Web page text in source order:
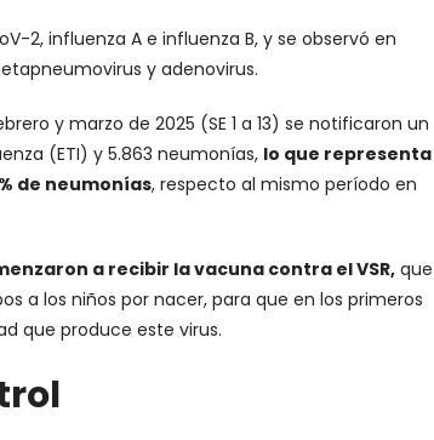
2, influenza A e influenza B, y se observó en
y adenovirus.
y marzo de 2025 (SE 1 a 13) se notificaron un
(ETI) y 5.863 neumonías, lo que representa
de neumonías, respecto al mismo período en
a recibir la vacuna contra el VSR,que
a los niños por nacer, para que en los primeros
que produce este virus.